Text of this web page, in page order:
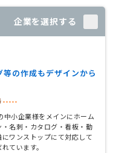
企業を選択する
等の作成もデザインから
-----
中小企業様をメインにホーム
名刺・カタログ・看板・動
ワンストップにて対応して
ています。